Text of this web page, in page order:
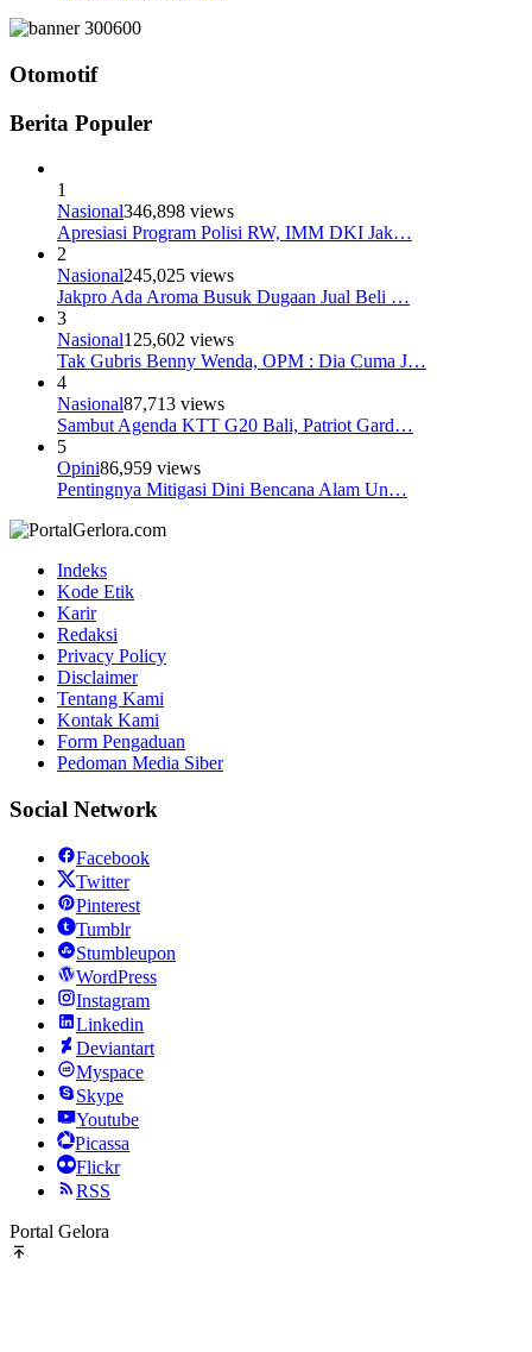
Otomotif
Berita Populer
1
Nasional346,898 views
Apresiasi Program Polisi RW, IMM DKI Jak…
2
Nasional245,025 views
Jakpro Ada Aroma Busuk Dugaan Jual Beli …
3
Nasional125,602 views
Tak Gubris Benny Wenda, OPM : Dia Cuma J…
4
Nasional87,713 views
Sambut Agenda KTT G20 Bali, Patriot Gard…
5
Opini86,959 views
Pentingnya Mitigasi Dini Bencana Alam Un…
Indeks
Kode Etik
Karir
Redaksi
Privacy Policy
Disclaimer
Tentang Kami
Kontak Kami
Form Pengaduan
Pedoman Media Siber
Social Network
Facebook
Twitter
Pinterest
Tumblr
Stumbleupon
WordPress
Instagram
Linkedin
Deviantart
Myspace
Skype
Youtube
Picassa
Flickr
RSS
Portal Gelora